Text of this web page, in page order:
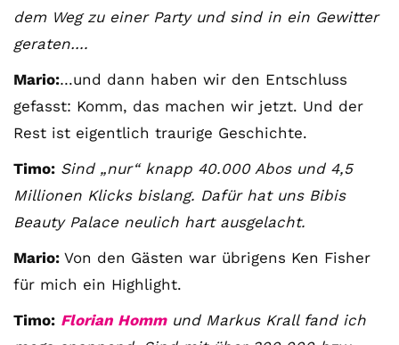
dem Weg zu einer Party und sind in ein Gewitter
geraten….
Mario:…und dann haben wir den Entschluss
gefasst: Komm, das machen wir jetzt. Und der
Rest ist eigentlich traurige Geschichte.
Timo: Sind „nur“ knapp 40.000 Abos und 4,5
Millionen Klicks bislang. Dafür hat uns Bibis
Beauty Palace neulich hart ausgelacht.
Mario: Von den Gästen war übrigens Ken Fisher
für mich ein Highlight.
Timo: Florian Homm und Markus Krall fand ich